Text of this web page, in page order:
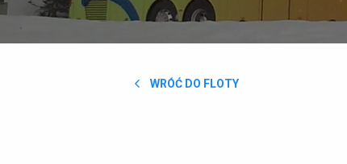
WRÓĆ DO FLOTY